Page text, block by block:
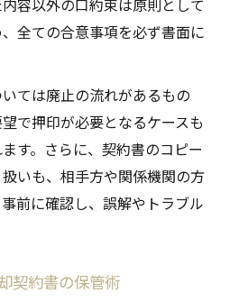
全ての合意事項を必ず書面に
ては廃止の流れがあるもの
で押印が必要となるケースも
す。さらに、契約書のコピー
いも、相手方や関係機関の方
前に確認し、誤解やトラブル
契約書の保管術